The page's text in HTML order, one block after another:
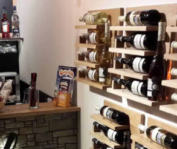
pitnou vodou, sezóna na
[…]